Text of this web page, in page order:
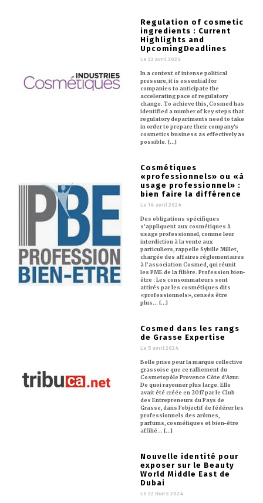
Regulation of cosmetic
ingredients : Current
Highlights and
UpcomingDeadlines
Le 22 avril 2024
In a context of intense political
pressure, it is essential for
companies to anticipate the
accelerating pace of regulatory
change. To achieve this, Cosmed has
identified a number of key steps that
regulatory departments need to take
in order to prepare their company’s
cosmetics business as effectively as
possible. [...]
Cosmétiques
«professionnels» ou «à
usage professionnel» :
bien faire la différence
Le 14 avril 2024
Des obligations spécifiques
s’appliquent aux cosmétiques à
usage professionnel, comme leur
interdiction à la vente aux
particuliers, rappelle Sybille Millet,
chargée des affaires réglementaires
à l’association Cosmed, qui réunit
les PME de la filière. Profession bien-
être : Les consommateurs sont
attirés par les cosmétiques dits
«professionnels», censés être
plus… [...]
Cosmed dans les rangs
de Grasse Expertise
Le 5 avril 2024
Belle prise pour la marque collective
grassoise que ce ralliement du
Cosmetopôle Provence Côte d’Azur.
De quoi rayonner plus large. Elle
avait été créée en 2017 par le Club
des Entrepreneurs du Pays de
Grasse, dans l’objectif de fédérer les
professionnels des arômes,
parfums, cosmétiques et bien-être
affilié… [...]
Nouvelle identité pour
exposer sur le Beauty
World Middle East de
Dubai
Le 22 mars 2024